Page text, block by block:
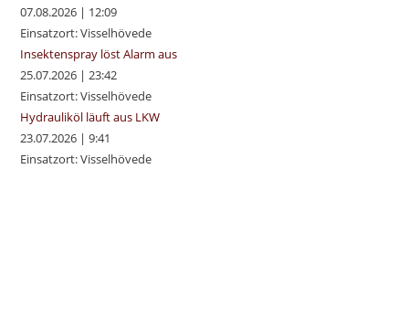
07.08.2026 | 12:09
Einsatzort: Visselhövede
Insektenspray löst Alarm aus
25.07.2026 |23:42
Einsatzort: Visselhövede
Hydrauliköl läuft aus LKW
23.07.2026 |9:41
Einsatzort: Visselhövede